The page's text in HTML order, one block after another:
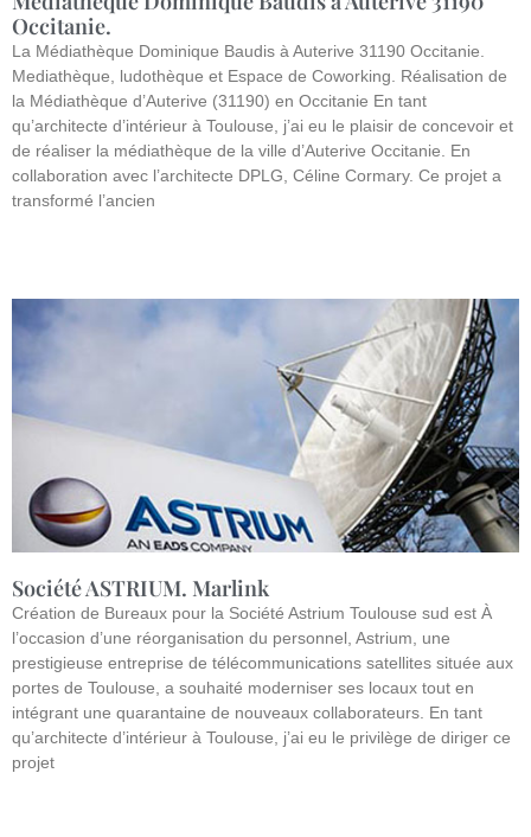
Occitanie.
La Médiathèque Dominique Baudis à Auterive 31190 Occitanie.
Mediathèque, ludothèque et Espace de Coworking. Réalisation de
la Médiathèque d’Auterive (31190) en Occitanie En tant
qu’architecte d’intérieur à Toulouse, j’ai eu le plaisir de concevoir et
de réaliser la médiathèque de la ville d’Auterive Occitanie. En
collaboration avec l’architecte DPLG, Céline Cormary. Ce projet a
transformé l’ancien
Société ASTRIUM. Marlink
Création de Bureaux pour la Société Astrium Toulouse sud est À
l’occasion d’une réorganisation du personnel, Astrium, une
prestigieuse entreprise de télécommunications satellites située aux
portes de Toulouse, a souhaité moderniser ses locaux tout en
intégrant une quarantaine de nouveaux collaborateurs. En tant
qu’architecte d’intérieur à Toulouse, j’ai eu le privilège de diriger ce
projet